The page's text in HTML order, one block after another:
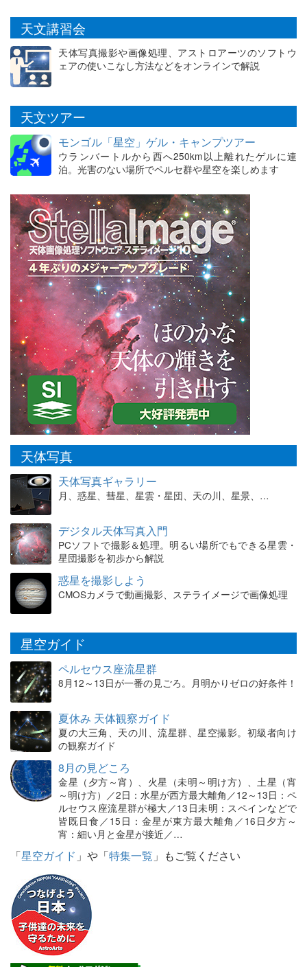
天文講習会
天体写真撮影や画像処理、アストロアーツのソフトウ
ェアの使いこなし方法などをオンラインで解説
天文ツアー
モンゴル「星空」ゲル・キャンプツアー
ウランバートルから西へ250km以上離れたゲルに連
泊。光害のない場所でペルセ群や星空を楽しめます
天体写真
天体写真ギャラリー
月、惑星、彗星、星雲・星団、天の川、星景、…
デジタル天体写真入門
PCソフトで撮影＆処理。明るい場所でもできる星雲・
星団撮影を初歩から解説
惑星を撮影しよう
CMOSカメラで動画撮影、ステライメージで画像処理
星空ガイド
ペルセウス座流星群
8月12～13日が一番の見ごろ。月明かりゼロの好条件！
夏休み 天体観察ガイド
夏の大三角、天の川、流星群、星空撮影。初級者向け
の観察ガイド
8月の見どころ
金星（夕方～宵）、火星（未明～明け方）、土星（宵
～明け方）／2日：水星が西方最大離角／12～13日：ペ
ルセウス座流星群が極大／13日未明：スペインなどで
皆既日食／15日：金星が東方最大離角／16日夕方～
宵：細い月と金星が接近／…
「星空ガイド 」や「特集一覧 」もご覧ください